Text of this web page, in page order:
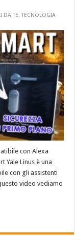
DA TE,TECNOLOGIA
con Alexa
Yale Linus è una
con gli assistenti
video vediamo